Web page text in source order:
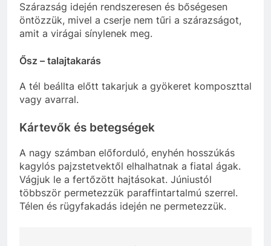
Szárazság idején rendszeresen és bőségesen
öntözzük, mivel a cserje nem tűri a szárazságot,
amit a virágai sínylenek meg.
Ősz – talajtakarás
A tél beállta előtt takarjuk a gyökeret komposzttal
vagy avarral.
Kártevők és betegségek
A nagy számban előforduló, enyhén hosszúkás
kagylós pajzstetvektől elhalhatnak a fiatal ágak.
Vágjuk le a fertőzött hajtásokat. Júniustól
többször permetezzük paraffintartalmú szerrel.
Télen és rügyfakadás idején ne permetezzük.